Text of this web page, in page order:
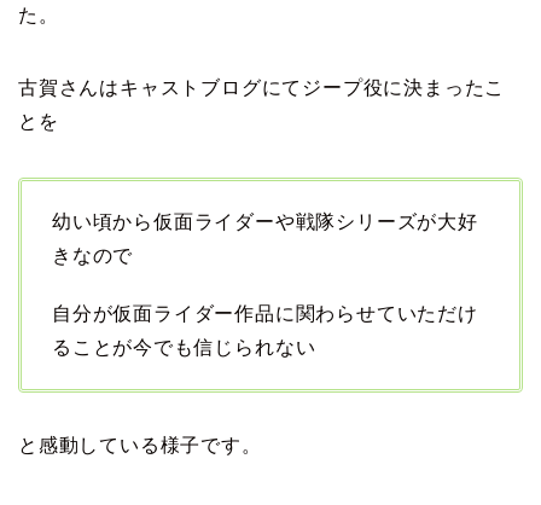
た。
古賀さんはキャストブログにてジープ役に決まったこ
とを
幼い頃から仮面ライダーや戦隊シリーズが大好
きなので
自分が仮面ライダー作品に関わらせていただけ
ることが今でも信じられない
と感動している様子です。